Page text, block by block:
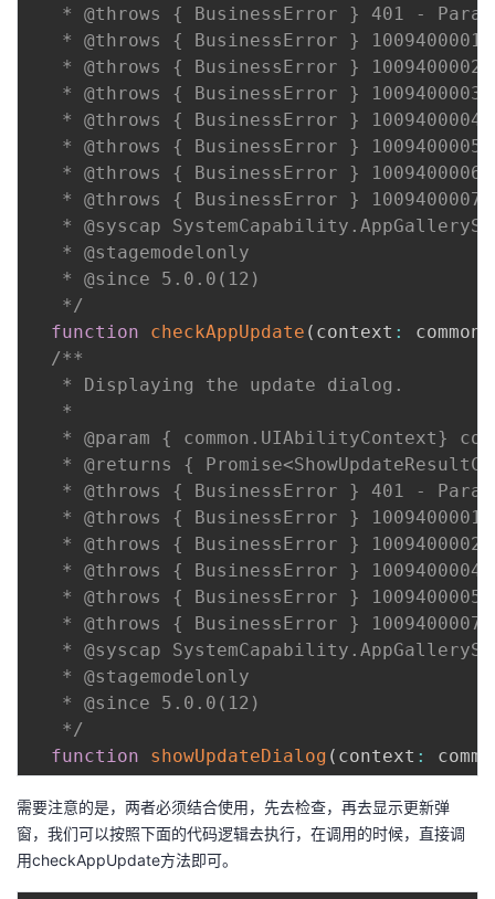
* @throws { BusinessError } 401 -
* @throws { BusinessError } 1009400001
* @throws { BusinessError } 1009400002
* @throws { BusinessError } 1009400003
* @throws { BusinessError }
* @throws { BusinessError }
* @throws { BusinessError } 1009400006
* @throws { BusinessError } 1009400007
* @syscap
   * @stagemodelonly
   * @since 5.0.0(12)
   */
function
checkAppUpdate ( context : common
/**
   * Displaying the update dialog.
   *
* @param { common.UIAbilityContext}
* @returns {
* @throws { BusinessError } 401 -
* @throws { BusinessError } 1009400001
* @throws { BusinessError } 1009400002
* @throws { BusinessError }
* @throws { BusinessError }
* @throws { BusinessError } 1009400007
* @syscap
   * @stagemodelonly
   * @since 5.0.0(12)
   */
function
showUpdateDialog ( context :
需要注意的是，两者必须结合使用，先去检查，再去显示更新弹
窗，我们可以按照下面的代码逻辑去执行，在调用的时候，直接调
用checkAppUpdate方法即可。